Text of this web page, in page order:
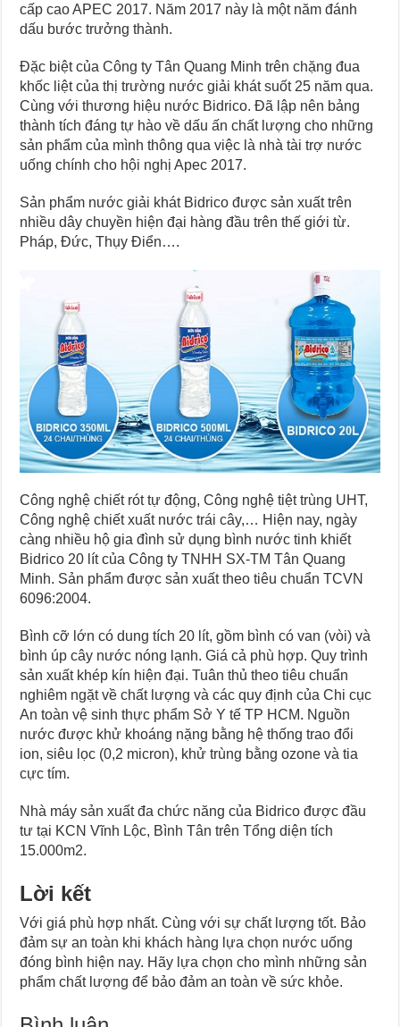
cấp cao APEC 2017. Năm 2017 này là một năm đánh
dấu bước trưởng thành.
Đặc biệt của Công ty Tân Quang Minh trên chặng đua
khốc liệt của thị trường nước giải khát suốt 25 năm qua.
Cùng với thương hiệu nước Bidrico. Đã lập nên bảng
thành tích đáng tự hào về dấu ấn chất lượng cho những
sản phẩm của mình thông qua việc là nhà tài trợ nước
uống chính cho hội nghị Apec 2017.
Sản phẩm nước giải khát Bidrico được sản xuất trên
nhiều dây chuyền hiện đại hàng đầu trên thế giới từ.
Pháp, Đức, Thụy Điển….
Công nghệ chiết rót tự động, Công nghệ tiệt trùng UHT,
Công nghệ chiết xuất nước trái cây,… Hiện nay, ngày
càng nhiều hộ gia đình sử dụng bình nước tinh khiết
Bidrico 20 lít của Công ty TNHH SX-TM Tân Quang
Minh. Sản phẩm được sản xuất theo tiêu chuẩn TCVN
6096:2004.
Bình cỡ lớn có dung tích 20 lít, gồm bình có van (vòi) và
bình úp cây nước nóng lạnh. Giá cả phù hợp. Quy trình
sản xuất khép kín hiện đại. Tuân thủ theo tiêu chuẩn
nghiêm ngặt về chất lượng và các quy định của Chi cục
An toàn vệ sinh thực phẩm Sở Y tế TP HCM. Nguồn
nước được khử khoáng nặng bằng hệ thống trao đổi
ion, siêu lọc (0,2 micron), khử trùng bằng ozone và tia
cực tím.
Nhà máy sản xuất đa chức năng của Bidrico được đầu
tư tại KCN Vĩnh Lộc, Bình Tân trên Tổng diện tích
15.000m2.
Lời kết
Với giá phù hợp nhất. Cùng với sự chất lượng tốt. Bảo
đảm sự an toàn khi khách hàng lựa chọn nước uống
đóng bình hiện nay. Hãy lựa chọn cho mình những sản
phẩm chất lượng để bảo đảm an toàn về sức khỏe.